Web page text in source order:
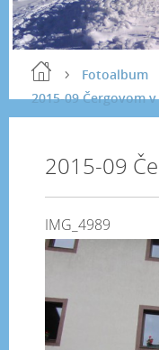
Fotoalbum
2015-09 Čergovom
2015-09
IMG_4989